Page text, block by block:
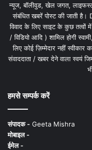
न्यूज, बॉलीवुड, खेल जगत,
संबंधित खबरें पोस्ट की जाती
विवाद के लिए साइट के कुछ तत्वों में
/ विडियो आदि ) शामिल होगी
लिए कोई ज़िम्मेदार नहीं स्वीकार
संवाददाता / खबर देने वाला स्वयं
हमसे सम्पर्क करें
संपादक - Geeta Mishra
मोबाइल -
ईमेल -